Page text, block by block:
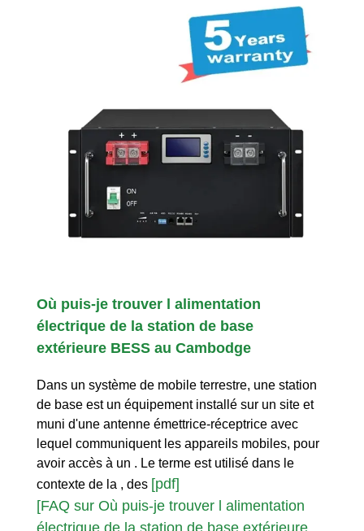
Où puis-je trouver l alimentation
électrique de la station de base
extérieure BESS au Cambodge
Dans un système de mobile terrestre, une station
de base est un équipement installé sur un site et
muni d'une antenne émettrice-réceptrice avec
lequel communiquent les appareils mobiles, pour
avoir accès à un . Le terme est utilisé dans le
contexte de la , des [pdf]
[FAQ sur Où puis-je trouver l alimentation
électrique de la station de base extérieure